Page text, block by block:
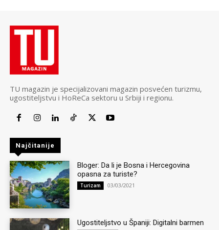
TU magazin je specijalizovani magazin posvećen turizmu,
ugostiteljstvu i HoReCa sektoru u Srbiji i regionu.
Najčitanije
Bloger: Da li je Bosna i Hercegovina
opasna za turiste?
Turizam 03/03/2021
Ugostiteljstvo u Španiji: Digitalni barmen